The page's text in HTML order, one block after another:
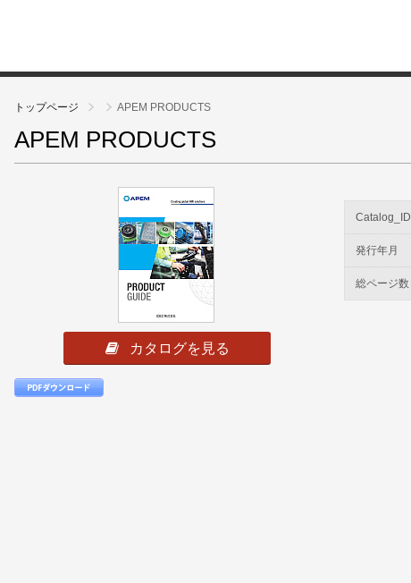
トップページ APEM PRODUCTS
APEM PRODUCTS
Catalog_ID
発行年月
総ページ数